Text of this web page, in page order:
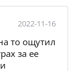
2022-11-16
то ощутил
за ее